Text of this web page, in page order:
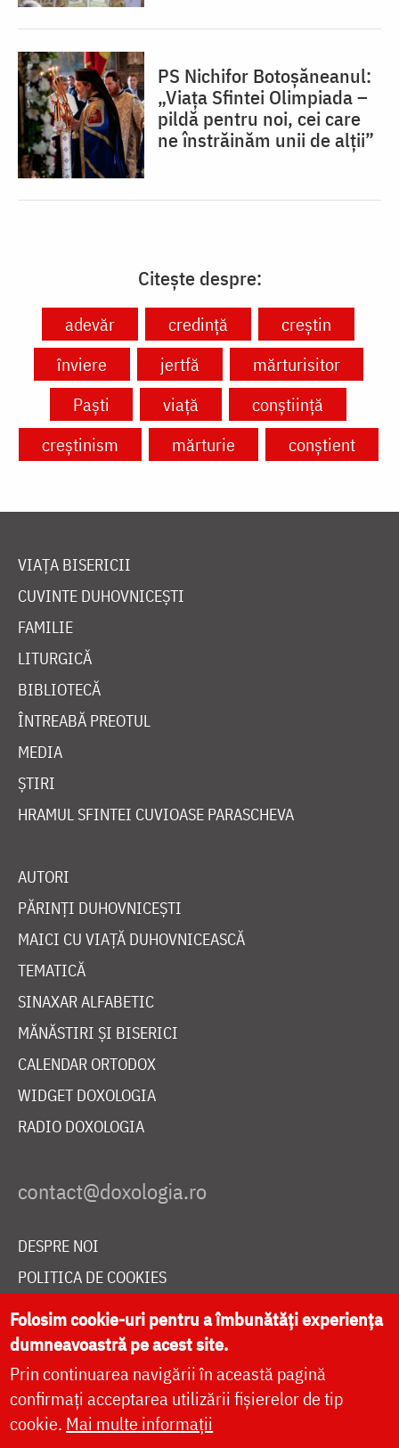
PS Nichifor Botoșăneanul:
„Viața Sfintei Olimpiada –
pildă pentru noi, cei care
ne înstrăinăm unii de alții”
Citește despre:
adevăr credință
creștin
înviere
jertfă
mărturisitor
Paști
viață
conștiință
creștinism
mărturie conștient
VIAȚA BISERICII
CUVINTE DUHOVNICEȘTI
FAMILIE
LITURGICĂ
BIBLIOTECĂ
ÎNTREABĂ PREOTUL
MEDIA
ȘTIRI
HRAMUL SFINTEI CUVIOASE PARASCHEVA
AUTORI
PĂRINȚI DUHOVNICEȘTI
MAICI CU VIAȚĂ DUHOVNICEASCĂ
TEMATICĂ
SINAXAR ALFABETIC
MĂNĂSTIRI ȘI BISERICI
CALENDAR ORTODOX
WIDGET DOXOLOGIA
RADIO DOXOLOGIA
DESPRE NOI
POLITICA DE COOKIES
DONEAZĂ ONLINE PENTRU CATEDRALA NAȚIONALĂ
LIVE
Folosim cookie-uri pentru a îmbunătăți experiența
dumneavoastră pe acest site.
Prin continuarea navigării în această pagină
confirmați acceptarea utilizării fișierelor de tip
cookie. Mai multe informații